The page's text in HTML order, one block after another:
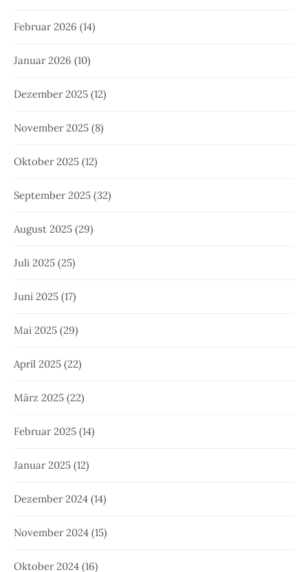
Februar 2026 (14)
Januar 2026 (10)
Dezember 2025 (12)
November 2025 (8)
Oktober 2025 (12)
September 2025 (32)
August 2025 (29)
Juli 2025 (25)
Juni 2025 (17)
Mai 2025 (29)
April 2025 (22)
März 2025 (22)
Februar 2025 (14)
Januar 2025 (12)
Dezember 2024 (14)
November 2024 (15)
Oktober 2024 (16)